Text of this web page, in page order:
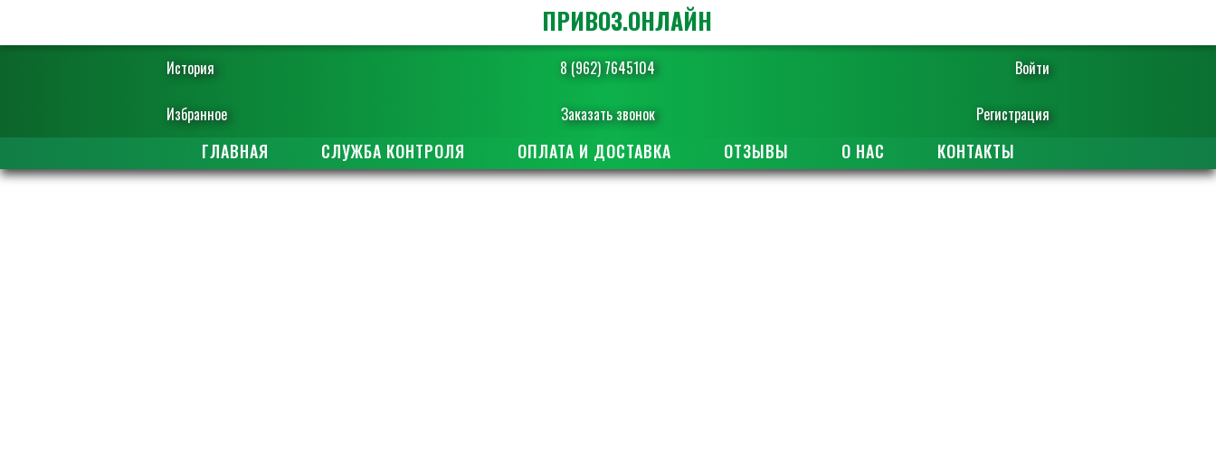
История 8 (962) 7645104 Войти
Избранное Заказать звонок Регистрация
ПРИВОЗ.ОНЛАЙН
ГЛАВНАЯ СЛУЖБА КОНТРОЛЯ ОПЛАТА И ДОСТАВКА ОТЗЫВЫ О НАС КОНТАКТЫ